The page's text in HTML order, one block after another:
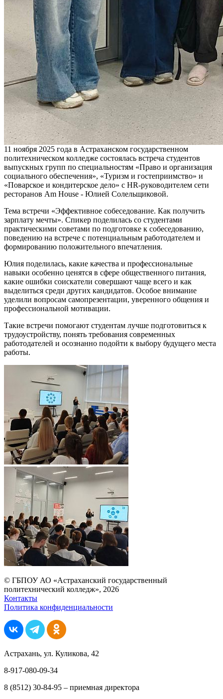
11 ноября 2025 года в Астраханском государственном
политехническом колледже состоялась встреча студентов
выпускных групп по специальностям «Право и организация
социального обеспечения», «Туризм и гостеприимство» и
«Поварское и кондитерское дело» с HR-руководителем сети
ресторанов Am House - Юлией Солельщиковой.
Тема встречи «Эффективное собеседование. Как получить
зарплату мечты». Спикер поделилась со студентами
практическими советами по подготовке к собеседованию,
поведению на встрече с потенциальным работодателем и
формированию положительного впечатления.
Юлия поделилась, какие качества и профессиональные
навыки особенно ценятся в сфере общественного питания,
какие ошибки соискатели совершают чаще всего и как
выделиться среди других кандидатов. Особое внимание
уделили вопросам самопрезентации, уверенного общения и
профессиональной мотивации.
Такие встречи помогают студентам лучше подготовиться к
трудоустройству, понять требования современных
работодателей и осознанно подойти к выбору будущего места
работы.
© ГБПОУ АО «Астраханский государственный
политехнический колледж», 2026
Контакты
Политика конфиденциальности
Астрахань, ул. Куликова, 42
8-917-080-09-34
8 (8512) 30-84-95 – приемная директора